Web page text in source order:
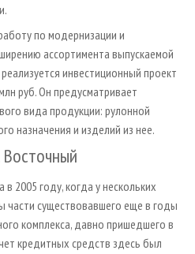
по модернизации и
ассортимента выпускаемой
инвестиционный проект
руб. Он предусматривает
вида продукции: рулонной
назначения и изделий из нее.
2005 году, когда у нескольких
части существовавшего еще в годы
комплекса, давно пришедшего в
кредитных средств здесь был